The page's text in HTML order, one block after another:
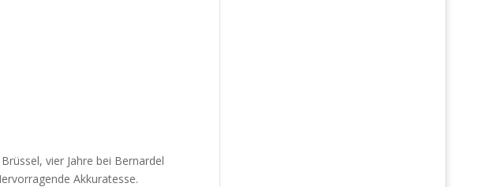
vier Jahre bei Bernardel
Akkuratesse.